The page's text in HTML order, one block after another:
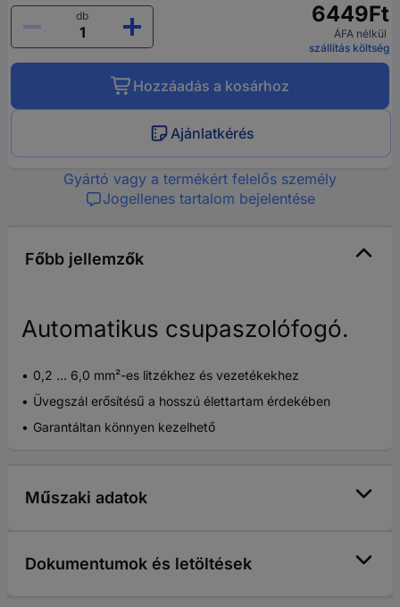
db
6449Ft
ÁFA nélkül
szállítás költség
Hozzáadás a kosárhoz
Ajánlatkérés
Gyártó vagy a termékért felelős személy
Jogellenes tartalom bejelentése
Főbb jellemzők
Automatikus csupaszolófogó.
0,2 ... 6,0 mm²-es litzékhez és vezetékekhez
Üvegszál erősítésű a hosszú élettartam érdekében
Garantáltan könnyen kezelhető
Műszaki adatok
Dokumentumok és letöltések